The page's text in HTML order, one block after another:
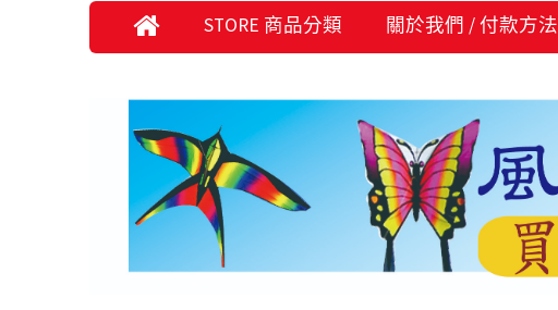
STORE 商品分類 關於我們 / 付款方法